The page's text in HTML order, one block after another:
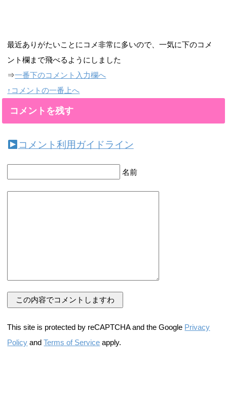
最近ありがたいことにコメ非常に多いので、一気に下のコメ
ント欄まで飛べるようにしました
⇒一番下のコメント入力欄へ
↑コメントの一番上へ
コメントを残す
コメント利用ガイドライン
名前
This site is protected by reCAPTCHA and the Google Privacy
Policy andTerms of Service apply.